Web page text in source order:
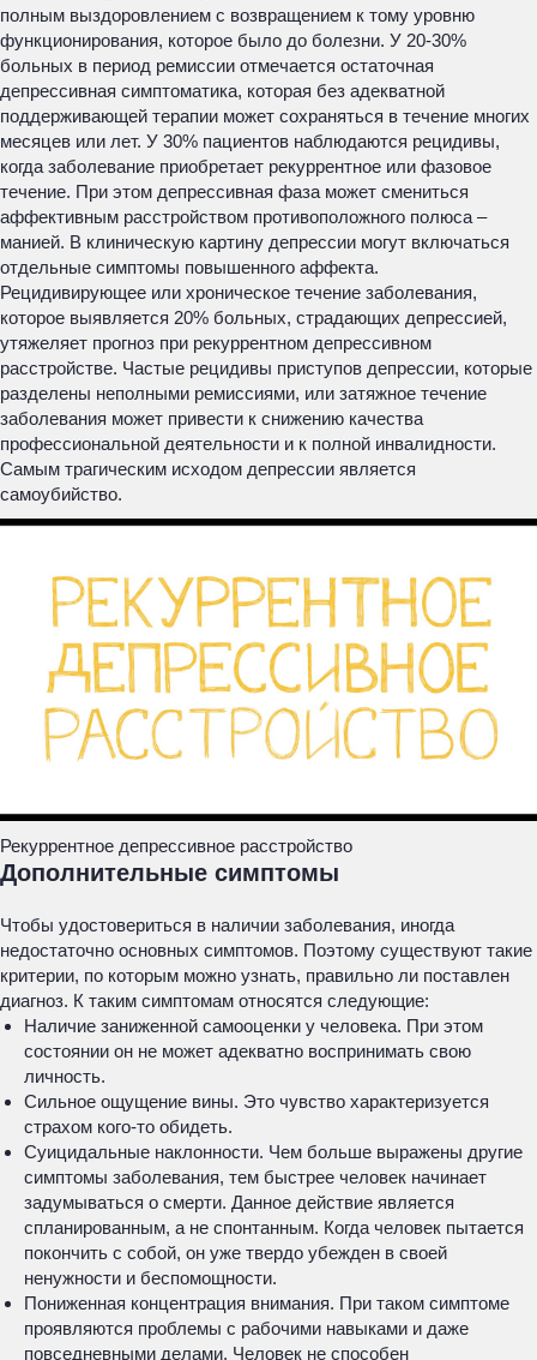
полным выздоровлением с возвращением к тому уровню
функционирования, которое было до болезни. У 20-30%
больных в период ремиссии отмечается остаточная
депрессивная симптоматика, которая без адекватной
поддерживающей терапии может сохраняться в течение многих
месяцев или лет. У 30% пациентов наблюдаются рецидивы,
когда заболевание приобретает рекуррентное или фазовое
течение. При этом депрессивная фаза может смениться
аффективным расстройством противоположного полюса –
манией. В клиническую картину депрессии могут включаться
отдельные симптомы повышенного аффекта.
Рецидивирующее или хроническое течение заболевания,
которое выявляется 20% больных, страдающих депрессией,
утяжеляет прогноз при рекуррентном депрессивном
расстройстве. Частые рецидивы приступов депрессии, которые
разделены неполными ремиссиями, или затяжное течение
заболевания может привести к снижению качества
профессиональной деятельности и к полной инвалидности.
Самым трагическим исходом депрессии является
самоубийство.
Рекуррентное депрессивное расстройство
Дополнительные симптомы
Чтобы удостовериться в наличии заболевания, иногда
недостаточно основных симптомов. Поэтому существуют такие
критерии, по которым можно узнать, правильно ли поставлен
диагноз. К таким симптомам относятся следующие:
Наличие заниженной самооценки у человека. При этом
состоянии он не может адекватно воспринимать свою
личность.
Сильное ощущение вины. Это чувство характеризуется
страхом кого-то обидеть.
Суицидальные наклонности. Чем больше выражены другие
симптомы заболевания, тем быстрее человек начинает
задумываться о смерти. Данное действие является
спланированным, а не спонтанным. Когда человек пытается
покончить с собой, он уже твердо убежден в своей
ненужности и беспомощности.
Пониженная концентрация внимания. При таком симптоме
проявляются проблемы с рабочими навыками и даже
повседневными делами. Человек не способен